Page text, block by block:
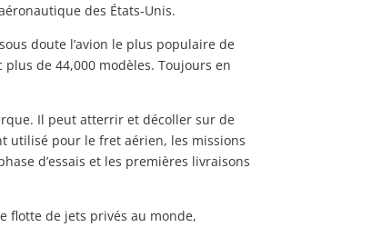
des États-Unis.
doute l’avion le plus populaire de
de 44,000 modèles. Toujours en
Il peut atterrir et décoller sur de
utilisé pour le fret aérien, les missions
d’essais et les premières livraisons
flotte de jets privés au monde,